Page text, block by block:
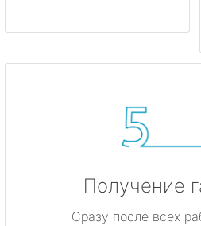
Получение
Сразу после всех